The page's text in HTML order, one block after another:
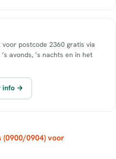
postcode 2360 gratis via
avonds, ’s nachts en in het
info →
0904) voor